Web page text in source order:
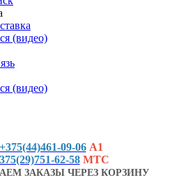
(видео)
(видео)
+375(44)461-09-06 А1
62-58 МТС
ЗАКАЗЫ ЧЕРЕЗ КОРЗИНУ